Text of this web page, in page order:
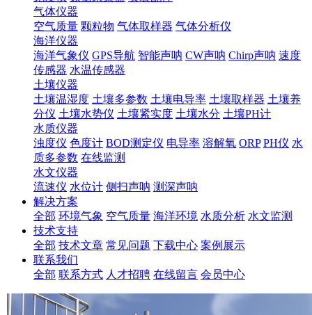
气体仪器
空气质量 颗粒物 气体取样器 气体分析仪
海洋仪器
海洋气象仪 GPS导航 智能声呐 CW声呐 Chirp声呐 速度
传感器 水温传感器
土壤仪器
土壤温湿度 土壤多参数 土壤电导率 土壤取样器 土壤养
分仪 土壤水势仪 土壤紧实度 土壤水分 土壤PH计
水质仪器
浊度仪 色度计 BOD测定仪 电导率 溶解氧 ORP PH仪 水
质多参数 在线监测
水文仪器
流速仪 水位计 侧扫声呐 测深声呐
解决方案
全部 环境气象 空气质量 海洋环境 水质分析 水文监测
技术支持
全部 技术文章 常见问题 下载中心 案例展示
联系我们
全部 联系方式 人才招聘 在线留言 会员中心